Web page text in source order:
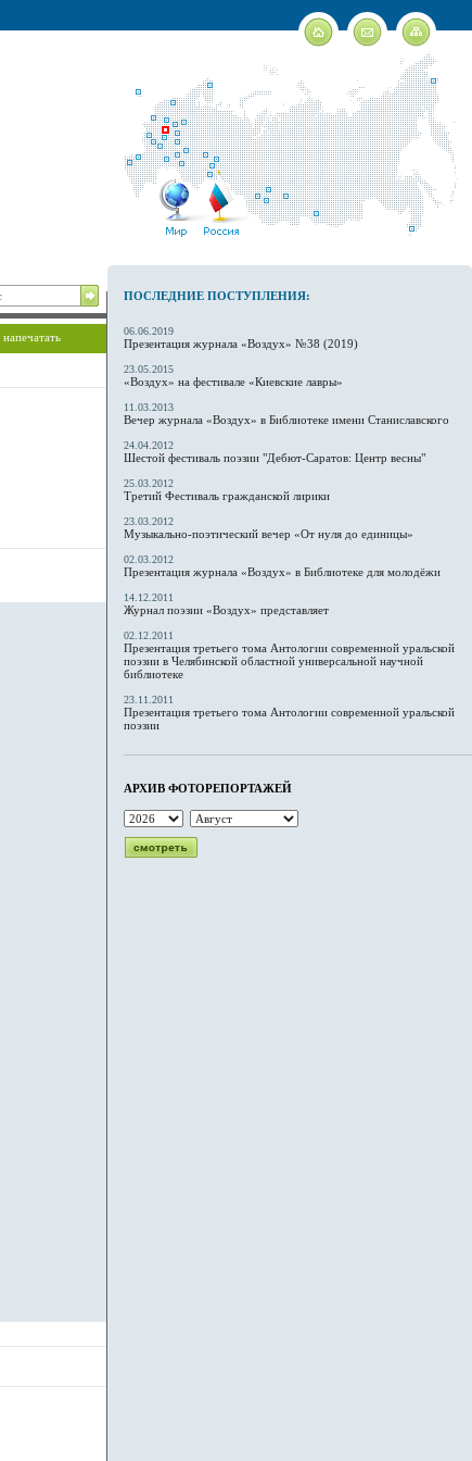
напечатать
ПОСЛЕДНИЕ ПОСТУПЛЕНИЯ:
06.06.2019
Презентация журнала «Воздух» №38 (2019)
23.05.2015
«Воздух» на фестивале «Киевские лавры»
11.03.2013
Вечер журнала «Воздух» в Библиотеке имени Станиславского
24.04.2012
Шестой фестиваль поэзии "Дебют-Саратов: Центр весны"
25.03.2012
Третий Фестиваль гражданской лирики
23.03.2012
Музыкально-поэтический вечер «От нуля до единицы»
02.03.2012
Презентация журнала «Воздух» в Библиотеке для молодёжи
14.12.2011
Журнал поэзии «Воздух» представляет
02.12.2011
Презентация третьего тома Антологии современной уральской
поэзии в Челябинской областной универсальной научной
библиотеке
23.11.2011
Презентация третьего тома Антологии современной уральской
поэзии
АРХИВ ФОТОРЕПОРТАЖЕЙ